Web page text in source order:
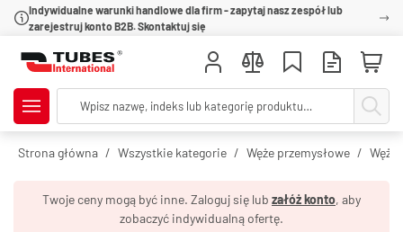
Indywidualne warunki handlowe dla firm - zapytaj nasz zespół lub
zarejestruj konto B2B. Skontaktuj się
Strona główna Wszystkie kategorie Węże przemysłowe Węże
Twoje ceny mogą być inne. Zaloguj się lub załóż konto, aby
zobaczyć indywidualną ofertę.